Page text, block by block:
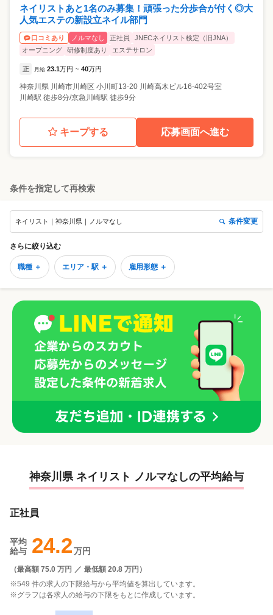
ネイリストあと1名のみ募集！頑張った分歩合が付く◎大
人気エステの新設立ネイル部門
口コミあり ノルマなし 正社員
JNECネイリスト検定（旧JNA）
オープニング
研修制度あり エステサロン
正 月給 23.1万円 ~ 40万円
神奈川県 川崎市川崎区 小川町13-20 川崎高木ビル16-402号室
川崎駅 徒歩8分/京急川崎駅 徒歩9分
キープする 応募画面へ進む
条件を指定して再検索
ネイリスト｜神奈川県｜ノルマなし 条件変更
さらに絞り込む
職種 ＋ エリア・駅 ＋ 雇用形態 ＋
神奈川県 ネイリスト ノルマなしの平均給与
正社員
平均
給与 24.2万円
（最高額 75.0 万円 ／ 最低額 20.8 万円 ）
※549 件の求人の下限給与から平均値を算出しています。
※グラフは各求人の給与の下限をもとに作成しています。